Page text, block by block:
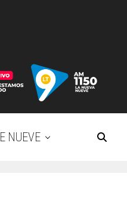
NUEVE